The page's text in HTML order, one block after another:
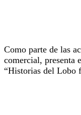
Como parte de las
comercial, presenta
“Historias del Lobo